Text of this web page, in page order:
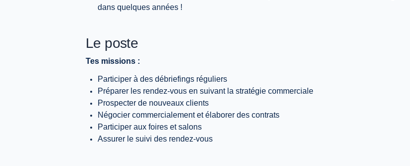
dans quelques années !
Le poste
Tes missions :
Participer à des débriefings réguliers
Préparer les rendez-vous en suivant la stratégie commerciale
Prospecter de nouveaux clients
Négocier commercialement et élaborer des contrats
Participer aux foires et salons
Assurer le suivi des rendez-vous